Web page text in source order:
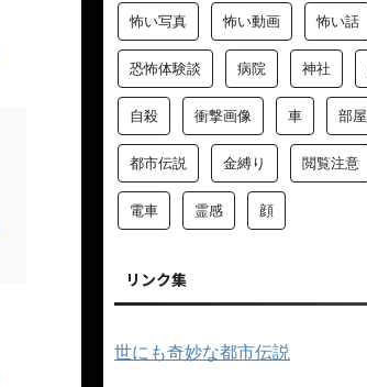
怖い写真 怖い動画 怖い話
恐怖体験談 病院 神社
自殺 衝撃画像 車 部屋
都市伝説 金縛り 閲覧注意
電車 霊感 顔
リンク集
世にも奇妙な都市伝説